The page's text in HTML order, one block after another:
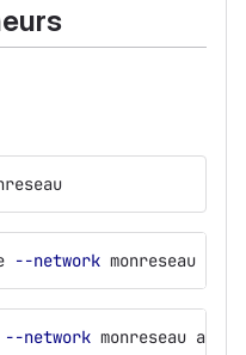
--network monreseau
--network monreseau